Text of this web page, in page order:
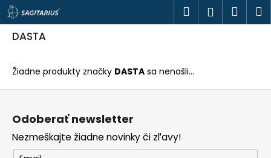
Prejsť
na
obsah
Hľadať
DASTA
Žiadne produkty značky DASTA sa nenašli...
š Späť
Späť
o
p
o
e
b
u
Z
Odoberať newsletter
Nezmeškajte žiadne novinky či zľavy!